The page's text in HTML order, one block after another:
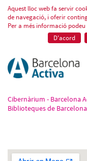
Fitxa
Aquest lloc web fa servir
de navegació, i oferir
Per a més informació
D'acord
Cibernàrium - Barcelona
Biblioteques de Barcelona